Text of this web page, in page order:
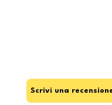
Scrivi una